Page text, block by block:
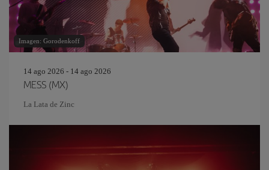
Imagen: Gorodenkoff
14 ago 2026 - 14 ago 2026
MESS (MX)
La Lata de Zinc